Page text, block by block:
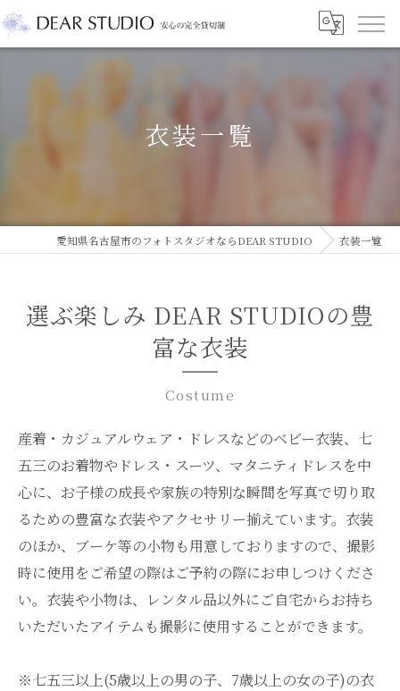
衣装一覧
愛知県名古屋市のフォトスタジオならDEAR STUDIO 衣装一覧
選ぶ楽しみ DEAR STUDIOの豊
富な衣装
Costume
産着・カジュアルウェア・ドレスなどのベビー衣装、七
五三のお着物やドレス・スーツ、マタニティドレスを中
心に、お子様の成長や家族の特別な瞬間を写真で切り取
るための豊富な衣装やアクセサリー揃えています。衣装
のほか、ブーケ等の小物も用意しておりますので、撮影
時に使用をご希望の際はご予約の際にお申しつけくださ
い。衣装や小物は、レンタル品以外にご自宅からお持ち
いただいたアイテムも撮影に使用することができます。
※七五三以上(5歳以上の男の子、7歳以上の女の子)の衣